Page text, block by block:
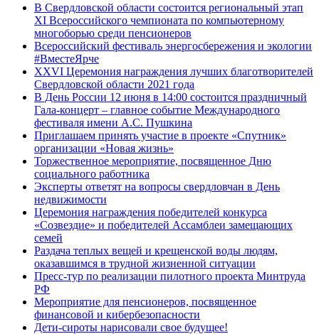
В Свердловской области состоится региональный этап
XI Всероссийского чемпионата по компьютерному
многоборью среди пенсионеров
Всероссийский фестиваль энергосбережения и экологии
#ВместеЯрче
XXVI Церемония награждения лучших благотворителей
Свердловской области 2021 года
В День России 12 июня в 14:00 состоится праздничный
Гала-концерт – главное событие Международного
фестиваля имени А.С. Пушкина
Приглашаем принять участие в проекте «Спутник»
организации «Новая жизнь»
Торжественное мероприятие, посвященное Дню
социального работника
Эксперты ответят на вопросы свердловчан в День
недвижимости
Церемония награждения победителей конкурса
«Созвездие» и победителей Ассамблеи замещающих
семей
Раздача теплых вещей и крещенской воды людям,
оказавшимся в трудной жизненной ситуации
Пресс-тур по реализации пилотного проекта Минтруда
РФ
Мероприятие для пенсионеров, посвященное
финансовой и кибербезопасности
Дети-сироты нарисовали свое будущее!